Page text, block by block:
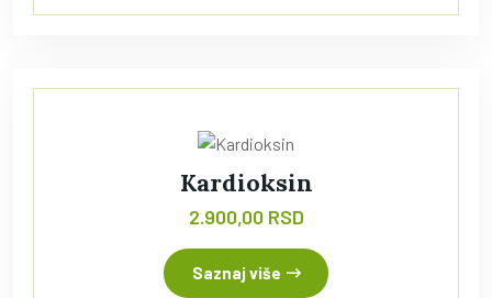
Kardioksin
2.900,00 RSD
Saznaj više